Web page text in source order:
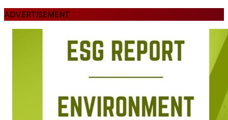
ADVERTISEMENT